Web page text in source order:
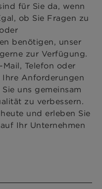
für Sie da, wenn
ob Sie Fragen zu
benötigen, unser
zur Verfügung.
Telefon oder
Ihre Anforderungen
uns gemeinsam
zu verbessern.
und erleben Sie
Ihr Unternehmen